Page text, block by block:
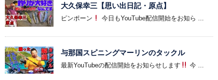
大久保幸三【思い出日記・原点】
ピンポーン 今日もYouTube配信開始をお知ら ...
与那国スピニングマーリンのタックル
最新YouTubeの配信開始をお知らせします 今 ...